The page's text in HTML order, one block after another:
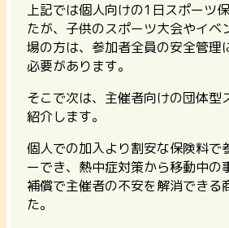
上記では個人向けの1日スポーツ
たが、子供のスポーツ大会やイベ
場の方は、参加者全員の安全管理
必要があります。
そこで次は、主催者向けの団体型
紹介します。
個人での加入より割安な保険料で
ーでき、熱中症対策から移動中の
補償で主催者の不安を解消できる
た。